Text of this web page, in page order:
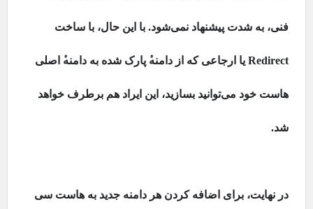
فنی، به شدت پیشنهاد نمی‌شود. با این حال، با ساخت
Redirect یا ارجاعی که از دامنه پارک شده به دامنه اصلی
هاست خود می‌توانید بسازید، این ایراد هم برطرف خواهد
شد.
در نهایت، برای اضافه کردن هر دامنه جدید به هاست سی